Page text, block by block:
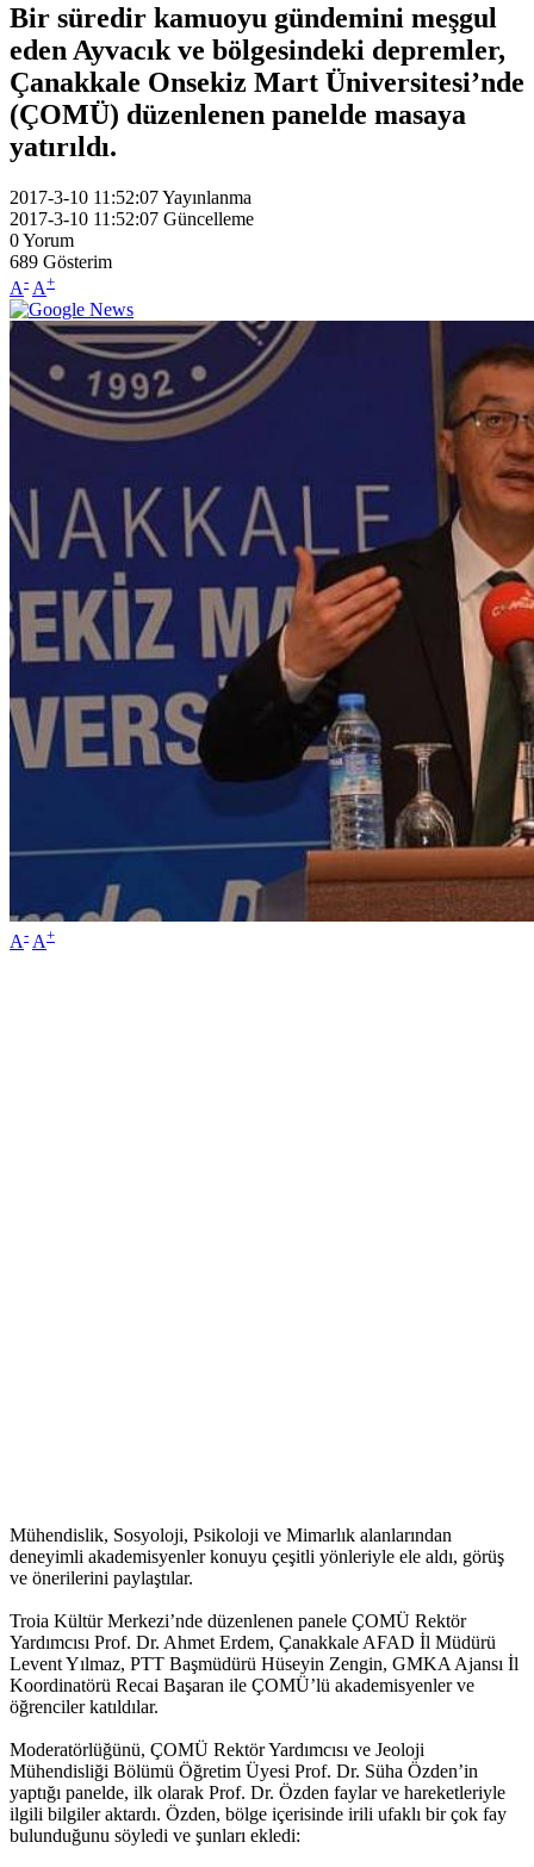
Bir süredir kamuoyu gündemini meşgul
eden Ayvacık ve bölgesindeki depremler,
Çanakkale Onsekiz Mart Üniversitesi’nde
(ÇOMÜ) düzenlenen panelde masaya
yatırıldı.
2017-3-10 11:52:07Yayınlanma
2017-3-10 11:52:07 Güncelleme
0Yorum
689 Gösterim
A- A+
A- A+
Mühendislik, Sosyoloji, Psikoloji ve Mimarlık alanlarından
deneyimli akademisyenler konuyu çeşitli yönleriyle ele aldı, görüş
ve önerilerini paylaştılar.
Troia Kültür Merkezi’nde düzenlenen panele ÇOMÜ Rektör
Yardımcısı Prof. Dr. Ahmet Erdem, Çanakkale AFAD İl Müdürü
Levent Yılmaz, PTT Başmüdürü Hüseyin Zengin, GMKA Ajansı İl
Koordinatörü Recai Başaran ile ÇOMÜ’lü akademisyenler ve
öğrenciler katıldılar.
Moderatörlüğünü, ÇOMÜ Rektör Yardımcısı ve Jeoloji
Mühendisliği Bölümü Öğretim Üyesi Prof. Dr. Süha Özden’in
yaptığı panelde, ilk olarak Prof. Dr. Özden faylar ve hareketleriyle
ilgili bilgiler aktardı. Özden, bölge içerisinde irili ufaklı bir çok fay
bulunduğunu söyledi ve şunları ekledi: